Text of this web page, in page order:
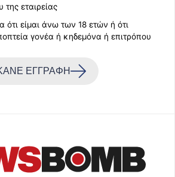
της εταιρείας
είμαι άνω των 18 ετών ή ότι
γονέα ή κηδεμόνα ή επιτρόπου
ΕΓΓΡΑΦΗ